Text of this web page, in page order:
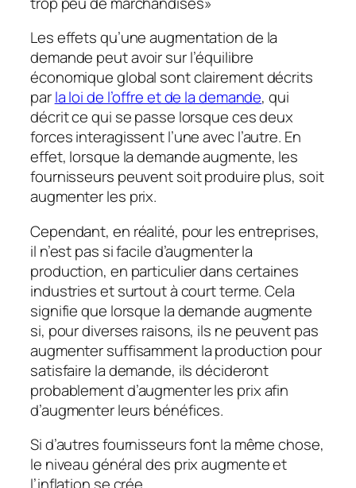
Les effets qu’une augmentation de la
demande peut avoir sur l’équilibre
économique global sont clairement décrits
parla loi de l’offre et de la demande, qui
décrit ce qui se passe lorsque ces deux
forces interagissent l’une avec l’autre. En
effet, lorsque la demande augmente, les
fournisseurs peuvent soit produire plus, soit
augmenter les prix.
Cependant, en réalité, pour les entreprises,
il n’est pas si facile d’augmenter la
production, en particulier dans certaines
industries et surtout à court terme. Cela
signifie que lorsque la demande augmente
si, pour diverses raisons, ils ne peuvent pas
augmenter suffisamment la production pour
satisfaire la demande, ils décideront
probablement d’augmenter les prix afin
d’augmenter leurs bénéfices.
Si d’autres fournisseurs font la même chose,
le niveau général des prix augmente et